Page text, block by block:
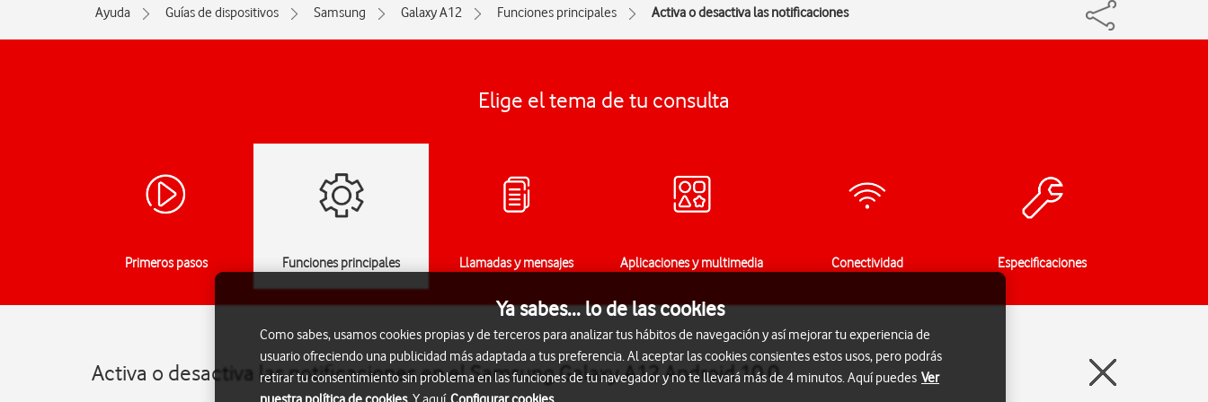
Ayuda Guías de dispositivos Samsung Galaxy A12 Funciones principales Activa o desactiva las notificaciones
Elige el tema de tu consulta
Primeros pasos Funciones principales Llamadas y mensajes Aplicaciones y multimedia Conectividad Especificaciones
Activa o desactiva las notificaciones en el Samsung Galaxy A12 Android 10.0
Ya sabes... lo de las cookies
Como sabes, usamos cookies propias y de terceros para analizar tus hábitos de navegación y así mejorar tu experiencia de
usuario ofreciendo una publicidad más adaptada a tus preferencia. Al aceptar las cookies consientes estos usos, pero podrás
retirar tu consentimiento sin problema en las funciones de tu navegador y no te llevará más de 4 minutos. Aquí puedes Ver